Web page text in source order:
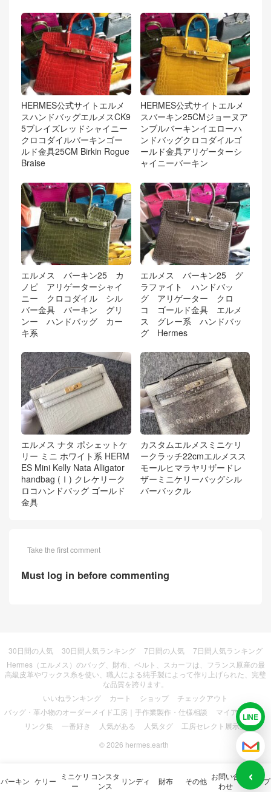
HERMES公式サイトエルメ
スハンドバッグエルメスCK9
5ブレイズレッドシャイニー
クロコダイルバーキンゴー
ルド金具25CM Birkin Rogue
Braise
HERMES公式サイトエルメ
スバーキン25CMジョーヌア
ンブルバーキンイエローハ
ンドバッグクロコダイルゴ
ールド金具アリゲーターシ
ャイニーバーキン
エルメス バーキン25 カ
ノピ アリゲーターシャイ
ニー クロコダイル シル
バー金具 バーキン グリ
ンー ハンドバッグ カー
キ系
エルメス バーキン25 グ
ラファイト ハンドバッ
グ アリゲーター クロ
コ ゴールド金具 エルメ
ス グレー系 ハンドバッ
グ Hermes
エルメス ナタ ポシェットケ
リー ミニ ホワイト系 HERM
ES Mini Kelly Nata Alligator
handbag (Ⅰ) クレケリーク
ロコハンドバッグ ゴールド
金具
カスタムエルメスミニケリ
ークラッチ22cmエルメスス
モールヒマラヤリザードレ
ザーミニケリーバッグシル
バーバックル
Take the first comment
Must log in before commenting
30日間の人気 30日間人気ランキング 7日間の人気
7日間人気ランキング
Hermes（エルメス）のバッグ、財布、ベルト、スカーフは、フランス原産の最
高級皮革やワックス糸を使い、職人による純手製によって作り上げられた、完璧
な品質を誇ります。
いいねランキング
カート ショップ
チェックアウト
バッグ・革小物のオーダーメイド工房｜手作業製作・仕様相談
マイアカウント
リンク集
一番好き 人気がある 人気タグ
工房セレクト展示室
© 2026 hermes.earth
バーキン ケリー
ミニケリ
ー
コンスタ
ンス
リンディ 財布 その他 お問い合
わせ
ショップ
LINE
メー
‹